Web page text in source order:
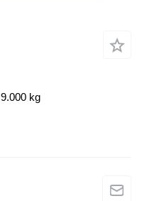
9.000 kg